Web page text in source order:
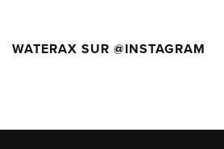
WATERAX SUR @INSTAGRAM